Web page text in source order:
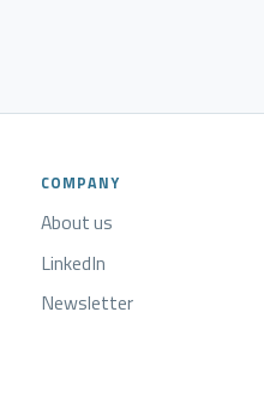
COMPANY
About us
LinkedIn
Newsletter